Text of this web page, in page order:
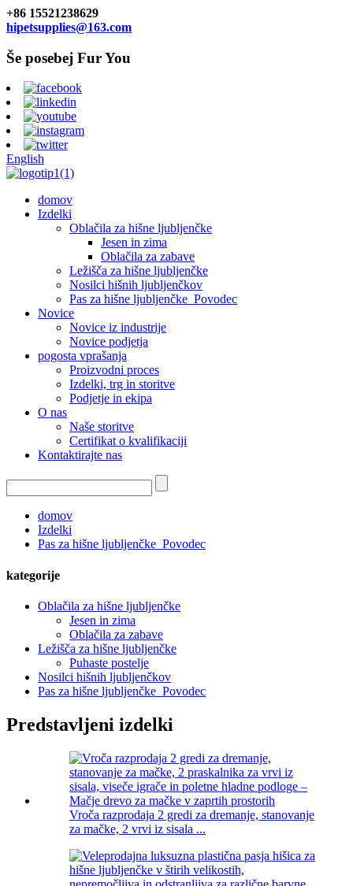
+86 15521238629
hipetsupplies@163.com
Še posebej Fur You
English
domov
Izdelki
Oblačila za hišne ljubljenčke
Jesen in zima
Oblačila za zabave
Ležišča za hišne ljubljenčke
Nosilci hišnih ljubljenčkov
Pas za hišne ljubljenčke_Povodec
Novice
Novice iz industrije
Novice podjetja
pogosta vprašanja
Proizvodni proces
Izdelki, trg in storitve
Podjetje in ekipa
O nas
Naše storitve
Certifikat o kvalifikaciji
Kontaktirajte nas
domov
Izdelki
Pas za hišne ljubljenčke_Povodec
kategorije
Oblačila za hišne ljubljenčke
Jesen in zima
Oblačila za zabave
Ležišča za hišne ljubljenčke
Puhaste postelje
Nosilci hišnih ljubljenčkov
Pas za hišne ljubljenčke_Povodec
Predstavljeni izdelki
Vroča razprodaja 2 gredi za dremanje, stanovanje
za mačke, 2 vrvi iz sisala ...